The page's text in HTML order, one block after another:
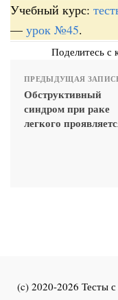
Учебный курс:
— урок №45.
Поделитесь с
ПРЕДЫДУЩАЯ
Обструктивный
синдром при раке
легкого
(c) 2020-2026 Тесты с